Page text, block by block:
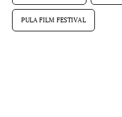
PULA FILM FESTIVAL